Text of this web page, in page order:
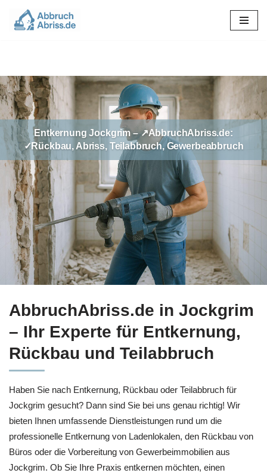
Zum
Entkernung Jockgrim – ↗️AbbruchAbriss.de:
✓Rückbau, Abriss, Teilabbruch, Gewerbeabbruch
AbbruchAbriss.de in Jockgrim
– Ihr Experte für Entkernung,
Rückbau und Teilabbruch
Haben Sie nach Entkernung, Rückbau oder Teilabbruch für
Jockgrim gesucht? Dann sind Sie bei uns genau richtig! Wir
bieten Ihnen umfassende Dienstleistungen rund um die
professionelle Entkernung von Ladenlokalen, den Rückbau von
Büros oder die Vorbereitung von Gewerbeimmobilien aus
Jockgrim. Ob Sie Ihre Praxis entkernen möchten, einen